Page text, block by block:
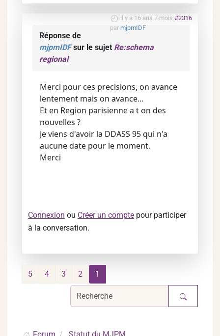
il y a 16 ans 7 mois #2316
par mjpmIDF
Réponse de
mjpmIDFsur le sujet Re:schema
regional
Merci pour ces precisions, on avance
lentement mais on avance...
Et en Region parisienne a t on des
nouvelles ?
Je viens d'avoir la DDASS 95 qui n'a
aucune date pour le moment.
Merci
Connexion ou Créer un compte pour participer
à la conversation.
1
2
3
4
5